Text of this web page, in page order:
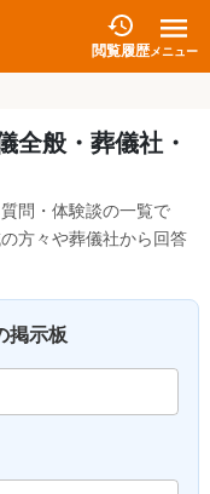
閲覧履歴メニュー
全般・葬儀社・
問・体験談の一覧で
方々や葬儀社から回答
掲示板